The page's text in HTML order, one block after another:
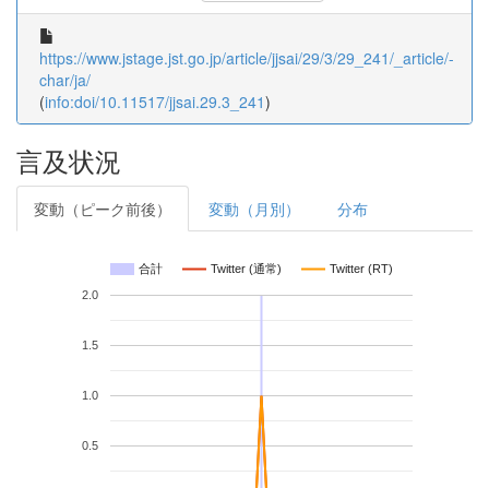
https://www.jstage.jst.go.jp/article/jjsai/29/3/29_241/_article/-
char/ja/
(info:doi/10.11517/jjsai.29.3_241)
言及状況
変動（ピーク前後） 変動（月別） 分布
合計 Twitter (通常) Twitter (RT)
0.5
1.0
1.5
2.0